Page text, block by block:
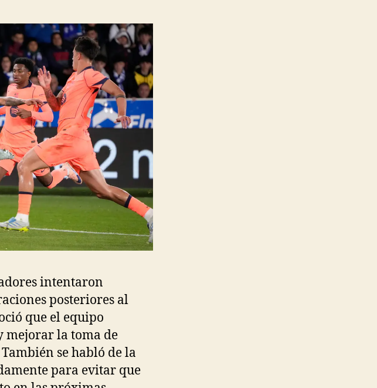
intentaron
posteriores al
que el equipo
mejorar la toma de
se habló de la
para evitar que